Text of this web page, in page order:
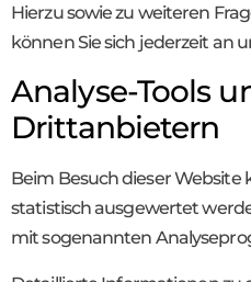
Hierzu sowie zu weiteren
können Sie sich jederzeit an
Analyse-Tools
Dritt­anbietern
Beim Besuch dieser Website
statistisch ausgewertet
mit sogenannten